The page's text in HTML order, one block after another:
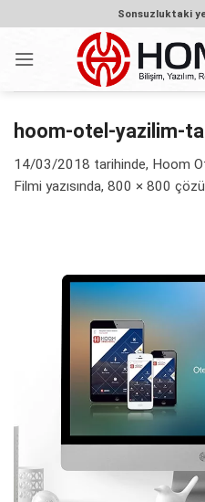
atla
Sonsuzluktaki
hoom-otel-yazilim-
14/03/2018 tarihinde, Hoom
Filmi yazısında, 800 × 800